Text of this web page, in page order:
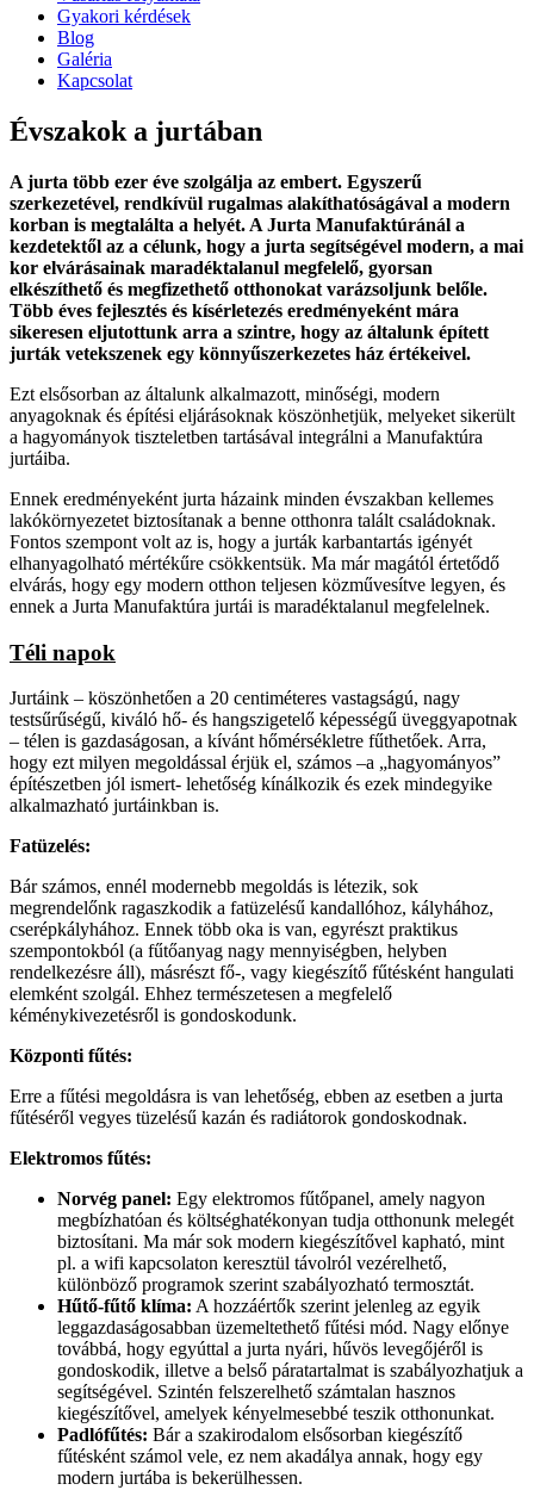
Gyakori kérdések
Blog
Galéria
Kapcsolat
Évszakok a jurtában
A jurta több ezer éve szolgálja az embert. Egyszerű
szerkezetével, rendkívül rugalmas alakíthatóságával a modern
korban is megtalálta a helyét. A Jurta Manufaktúránál a
kezdetektől az a célunk, hogy a jurta segítségével modern, a mai
kor elvárásainak maradéktalanul megfelelő, gyorsan
elkészíthető és megfizethető otthonokat varázsoljunk belőle.
Több éves fejlesztés és kísérletezés eredményeként mára
sikeresen eljutottunk arra a szintre, hogy az általunk épített
jurták vetekszenek egy könnyűszerkezetes ház értékeivel.
Ezt elsősorban az általunk alkalmazott, minőségi, modern
anyagoknak és építési eljárásoknak köszönhetjük, melyeket sikerült
a hagyományok tiszteletben tartásával integrálni a Manufaktúra
jurtáiba.
Ennek eredményeként jurta házaink minden évszakban kellemes
lakókörnyezetet biztosítanak a benne otthonra talált családoknak.
Fontos szempont volt az is, hogy a jurták karbantartás igényét
elhanyagolható mértékűre csökkentsük. Ma már magától értetődő
elvárás, hogy egy modern otthon teljesen közművesítve legyen, és
ennek a Jurta Manufaktúra jurtái is maradéktalanul megfelelnek.
Téli napok
Jurtáink – köszönhetően a 20 centiméteres vastagságú, nagy
testsűrűségű, kiváló hő- és hangszigetelő képességű üveggyapotnak
– télen is gazdaságosan, a kívánt hőmérsékletre fűthetőek. Arra,
hogy ezt milyen megoldással érjük el, számos –a „hagyományos”
építészetben jól ismert- lehetőség kínálkozik és ezek mindegyike
alkalmazható jurtáinkban is.
Fatüzelés:
Bár számos, ennél modernebb megoldás is létezik, sok
megrendelőnk ragaszkodik a fatüzelésű kandallóhoz, kályhához,
cserépkályhához. Ennek több oka is van, egyrészt praktikus
szempontokból (a fűtőanyag nagy mennyiségben, helyben
rendelkezésre áll), másrészt fő-, vagy kiegészítő fűtésként hangulati
elemként szolgál. Ehhez természetesen a megfelelő
kéménykivezetésről is gondoskodunk.
Központi fűtés:
Erre a fűtési megoldásra is van lehetőség, ebben az esetben a jurta
fűtéséről vegyes tüzelésű kazán és radiátorok gondoskodnak.
Elektromos fűtés:
Norvég panel: Egy elektromos fűtőpanel, amely nagyon
megbízhatóan és költséghatékonyan tudja otthonunk melegét
biztosítani. Ma már sok modern kiegészítővel kapható, mint
pl. a wifi kapcsolaton keresztül távolról vezérelhető,
különböző programok szerint szabályozható termosztát.
Hűtő-fűtő klíma: A hozzáértők szerint jelenleg az egyik
leggazdaságosabban üzemeltethető fűtési mód. Nagy előnye
továbbá, hogy egyúttal a jurta nyári, hűvös levegőjéről is
gondoskodik, illetve a belső páratartalmat is szabályozhatjuk a
segítségével. Szintén felszerelhető számtalan hasznos
kiegészítővel, amelyek kényelmesebbé teszik otthonunkat.
Padlófűtés: Bár a szakirodalom elsősorban kiegészítő
fűtésként számol vele, ez nem akadálya annak, hogy egy
modern jurtába is bekerülhessen.